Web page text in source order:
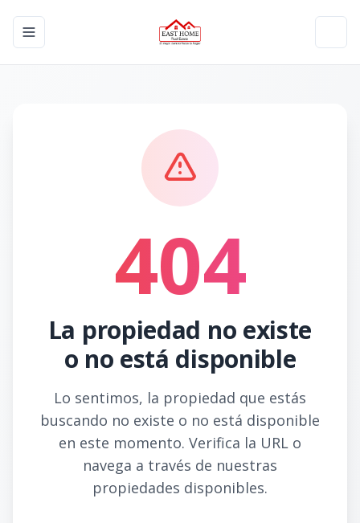
Toggle navigation menu
404
La propiedad no existe
o no está disponible
Lo sentimos, la propiedad que estás
buscando no existe o no está disponible
en este momento. Verifica la URL o
navega a través de nuestras
propiedades disponibles.